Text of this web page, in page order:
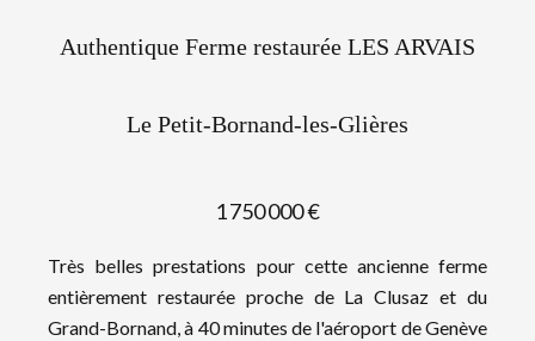
Authentique Ferme restaurée LES ARVAIS
Le Petit-Bornand-les-Glières
1 750 000 €
Très belles prestations pour cette ancienne ferme
entièrement restaurée proche de La Clusaz et du
Grand-Bornand, à 40 minutes de l'aéroport de Genève